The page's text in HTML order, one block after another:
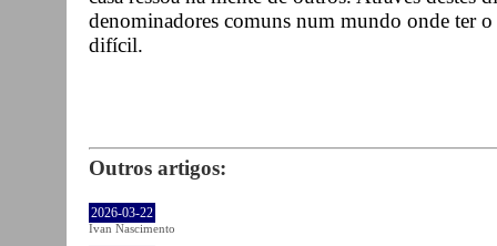
denominadores comuns num mundo onde ter o
difícil.
Outros artigos:
2026-03-22
Ivan Nascimento